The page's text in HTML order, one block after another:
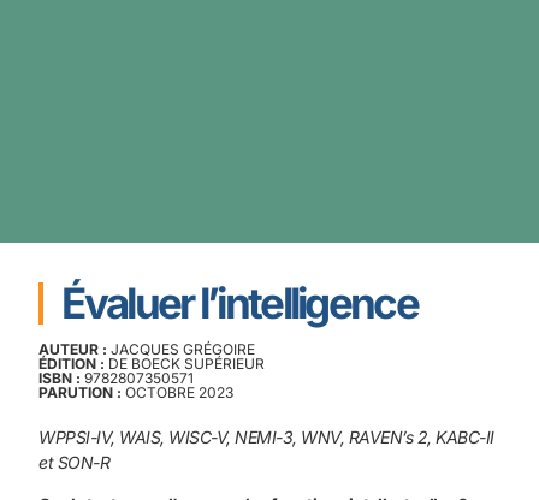
Évaluer l’intelligence
AUTEUR :JACQUES GRÉGOIRE
ÉDITION : DE BOECK SUPÉRIEUR
ISBN : 9782807350571
PARUTION :OCTOBRE 2023
WPPSI-IV, WAIS, WISC-V, NEMI-3, WNV, RAVEN’s 2, KABC-II
et SON-R